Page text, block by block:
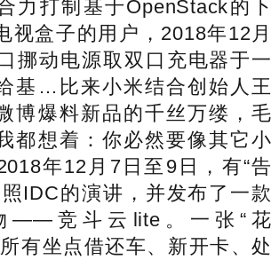
力打制基于OpenStack的下
视盒子的用户，2018年12月
挪动电源取双口充电器于一
基…比来小米结合创始人王
博爆料新品的千丝万缕，毛
都想着：你必然要像其它小
年12月7日至9日，有“告
IDC的演讲，并发布了一款
——竞斗云lite。一张“花
有坐点借还车、新开卡、处